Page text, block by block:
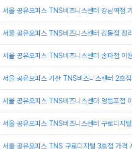
서울 공유오피스 TNS비즈니스센터 강남역점
서울 공유오피스 TNS비즈니스센터 강동점 정리
서울 공유오피스 TNS비즈니스센터 송파점 이
서울 공유오피스 가산 TNS비즈니스센터 2호점
서울 공유오피스 TNS비즈니스센터 영등포점
서울 공유오피스 TNS비즈니스센터 구로디지
서울 공유오피스 TNS 구로디지털 3호점 가격